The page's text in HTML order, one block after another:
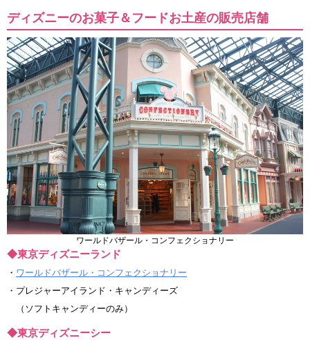
ディズニーのお菓子＆フードお土産の販売店舗
ワールドバザール・コンフェクショナリー
◆東京ディズニーランド
・ ワールドバザール・コンフェクショナリー
・プレジャーアイランド・キャンディーズ
（ソフトキャンディーのみ）
◆東京ディズニーシー